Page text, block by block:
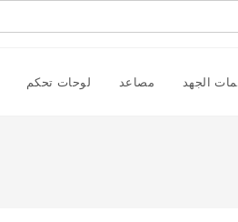
الجهد مصاعد لوحات تحكم